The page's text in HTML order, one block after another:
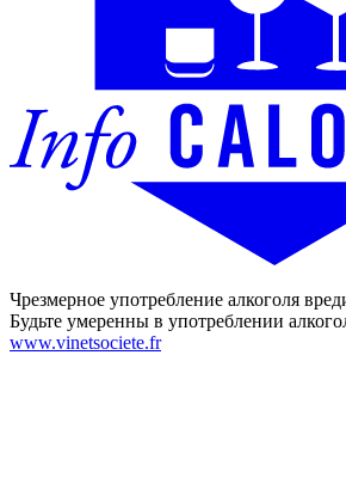
Чрезмерное употребление алкоголя
Будьте умеренны в употреблении
www.vinetsociete.fr